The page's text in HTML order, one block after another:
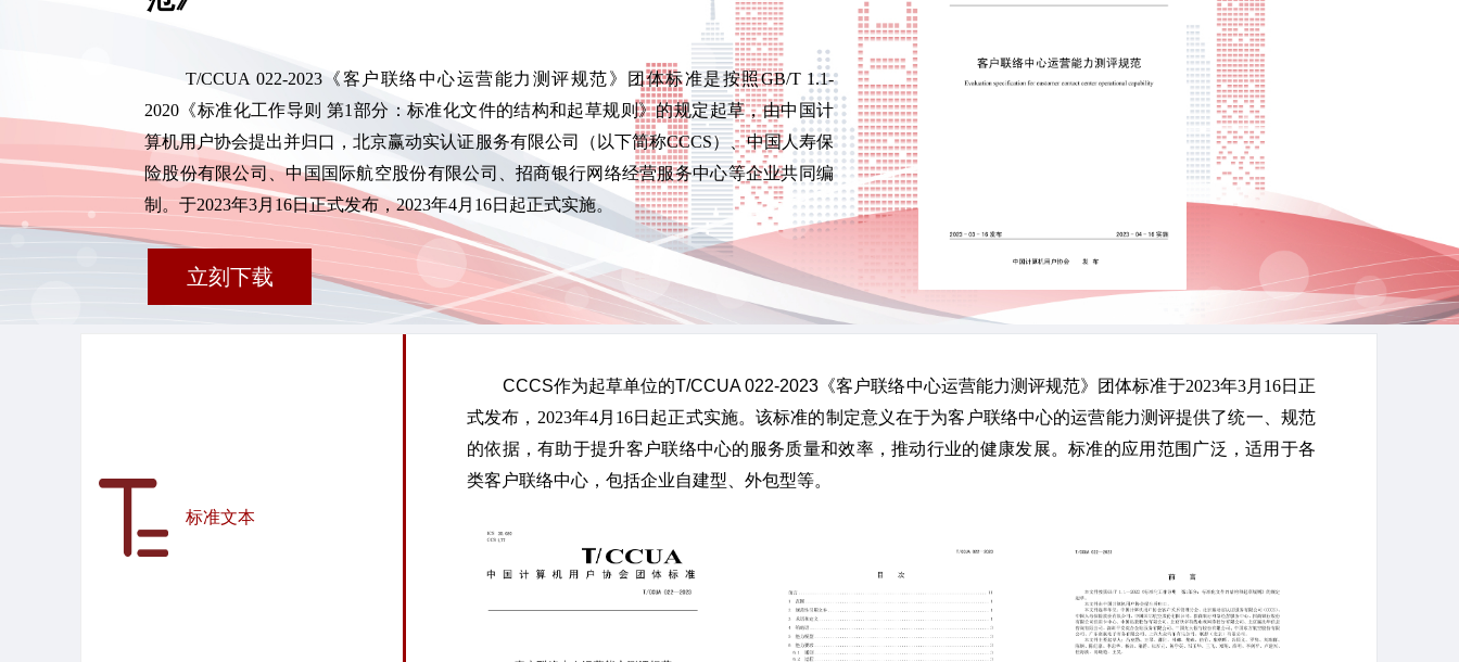
T/CCUA 022-2023《客户联络中心运营能力测评规范》团体标准是按照GB/T 1.1-
2020《标准化工作导则 第1部分：标准化文件的结构和起草规则》的规定起草，由中国计
算机用户协会提出并归口，北京赢动实认证服务有限公司（以下简称CCCS）、中国人寿保
险股份有限公司、中国国际航空股份有限公司、招商银行网络经营服务中心等企业共同编
制。于2023年3月16日正式发布，2023年4月16日起正式实施。
立刻下载
标准文本
CCCS作为起草单位的T/CCUA 022-2023 《客户联络中心运营能力测评规范》团体标准于2023年3月16日正
式发布，2023年4月16日起正式实施。该标准的制定意义在于为客户联络中心的运营能力测评提供了统一、规范
的依据，有助于提升客户联络中心的服务质量和效率，推动行业的健康发展。标准的应用范围广泛，适用于各
类客户联络中心，包括企业自建型、外包型等。